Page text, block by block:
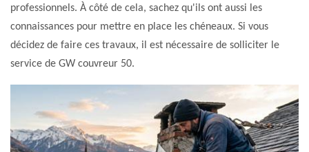
professionnels. À côté de cela, sachez qu'ils ont aussi les
connaissances pour mettre en place les chéneaux. Si vous
décidez de faire ces travaux, il est nécessaire de solliciter le
service de GW couvreur 50.